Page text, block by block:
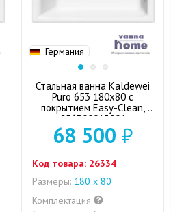
Германия
Стальная ванна Kaldewei
Puro 653 180x80 с
покрытием Easy-Clean,
256300013001
68 500 ₽
Код товара: 26334
Размеры: 180 x 80
Комплектация